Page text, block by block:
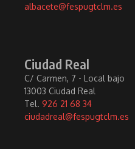
albacete@fespugtclm.es
Ciudad Real
C/ Carmen, 7 - Local bajo
13003 Ciudad Real
Tel. 926 21 68 34
ciudadreal@fespugtclm.es